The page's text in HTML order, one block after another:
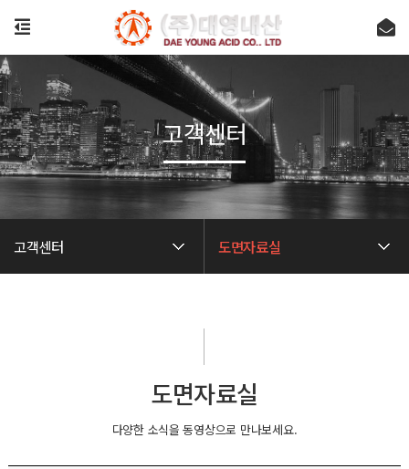
고객센터 도면자료실
고객센터
도면자료실
다양한 소식을 동영상으로 만나보세요.